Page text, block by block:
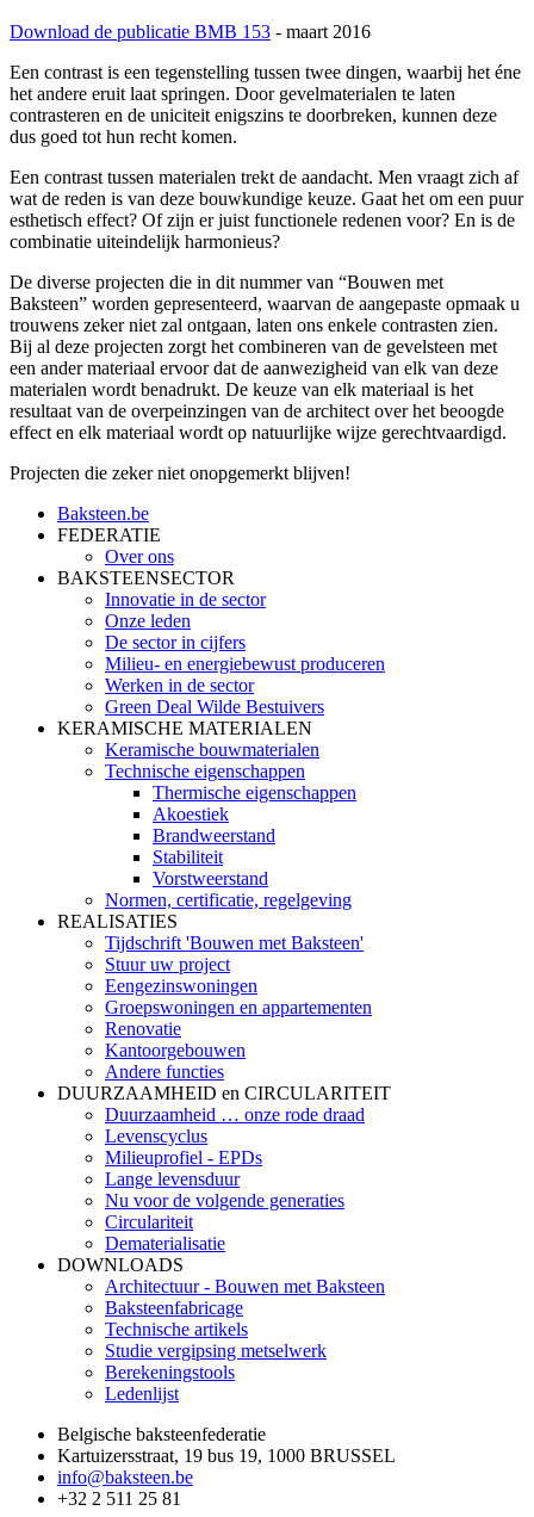
Download de publicatie BMB 153 - maart 2016
Een contrast is een tegenstelling tussen twee dingen, waarbij het éne
het andere eruit laat springen. Door gevelmaterialen te laten
contrasteren en de uniciteit enigszins te doorbreken, kunnen deze
dus goed tot hun recht komen.
Een contrast tussen materialen trekt de aandacht. Men vraagt zich af
wat de reden is van deze bouwkundige keuze. Gaat het om een puur
esthetisch effect? Of zijn er juist functionele redenen voor? En is de
combinatie uiteindelijk harmonieus?
De diverse projecten die in dit nummer van “Bouwen met
Baksteen” worden gepresenteerd, waarvan de aangepaste opmaak u
trouwens zeker niet zal ontgaan, laten ons enkele contrasten zien.
Bij al deze projecten zorgt het combineren van de gevelsteen met
een ander materiaal ervoor dat de aanwezigheid van elk van deze
materialen wordt benadrukt. De keuze van elk materiaal is het
resultaat van de overpeinzingen van de architect over het beoogde
effect en elk materiaal wordt op natuurlijke wijze gerechtvaardigd.
Projecten die zeker niet onopgemerkt blijven!
Baksteen.be
FEDERATIE
Over ons
BAKSTEENSECTOR
Innovatie in de sector
Onze leden
De sector in cijfers
Milieu- en energiebewust produceren
Werken in de sector
Green Deal Wilde Bestuivers
KERAMISCHE MATERIALEN
Keramische bouwmaterialen
Technische eigenschappen
Thermische eigenschappen
Akoestiek
Brandweerstand
Stabiliteit
Vorstweerstand
Normen, certificatie, regelgeving
REALISATIES
Tijdschrift 'Bouwen met Baksteen'
Stuur uw project
Eengezinswoningen
Groepswoningen en appartementen
Renovatie
Kantoorgebouwen
Andere functies
DUURZAAMHEID en CIRCULARITEIT
Duurzaamheid … onze rode draad
Levenscyclus
Milieuprofiel - EPDs
Lange levensduur
Nu voor de volgende generaties
Circulariteit
Dematerialisatie
DOWNLOADS
Architectuur - Bouwen met Baksteen
Baksteenfabricage
Technische artikels
Studie vergipsing metselwerk
Berekeningstools
Ledenlijst
Belgische baksteenfederatie
Kartuizersstraat, 19 bus 19, 1000 BRUSSEL
info@baksteen.be
+32 2 511 25 81